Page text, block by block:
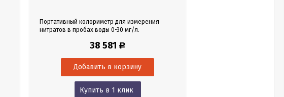
Портативный колориметр для измерения
нитратов в пробах воды 0-30 мг/л.
38 581 Р
Купить в 1 клик